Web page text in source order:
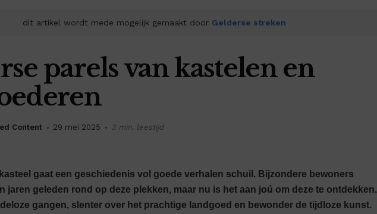
dit artikel wordt mede mogelijk gemaakt door Gelderse streken
parels van kastelen en
Content 29 mei 2025 3 min. leestijd
gaat een geschiedenis vol goede verhalen schuil. Bijzondere bewoners
jaren geleden rond op deze plekken, maar nu is het aan joú om deze te ontdekken.
gangen, slenter over het prachtige landgoed en bewonder de tijdloze kunst.